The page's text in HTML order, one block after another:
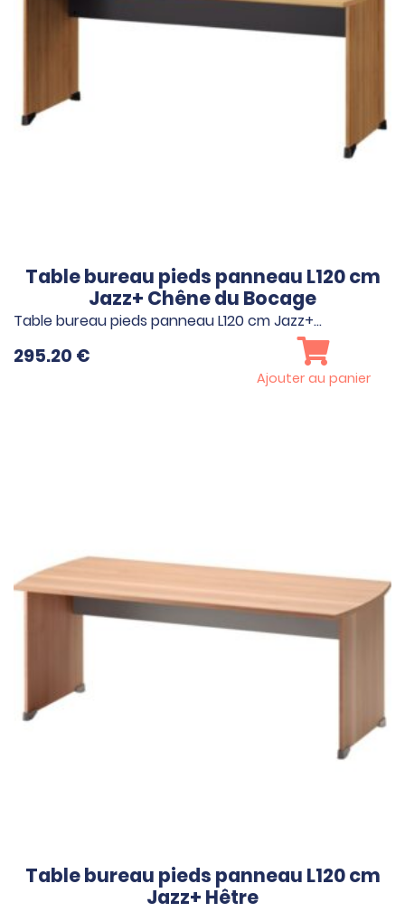
Table bureau pieds panneau L120 cm
Jazz+ Chêne du Bocage
Table bureau pieds panneau L120 cm Jazz+…
295.20 €
Ajouter au panier
Table bureau pieds panneau L120 cm
Jazz+ Hêtre